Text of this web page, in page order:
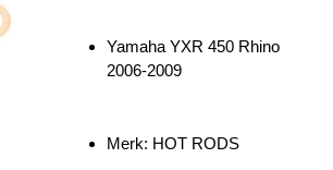
Yamaha YXR 450 Rhino
2006-2009
Merk: HOT RODS